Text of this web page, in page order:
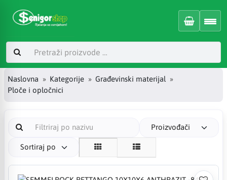
Naslovna Kategorije
Građevinski materijal
Ploče i opločnici
Proizvođači
Sortiraj po